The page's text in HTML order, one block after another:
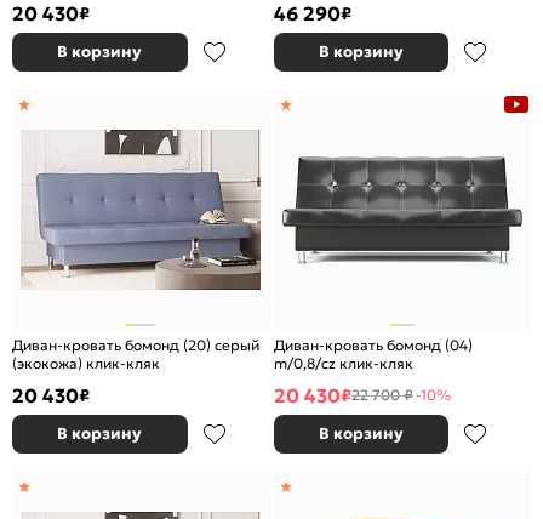
20 430₽
В корзину
46 290₽
В корзину
Диван-кровать бомонд (20) серый
(экокожа) клик-кляк
20 430₽
В корзину
Диван-кровать бомонд (04)
m/0,8/cz клик-кляк
20 430₽22 700 ₽-10%
В корзину